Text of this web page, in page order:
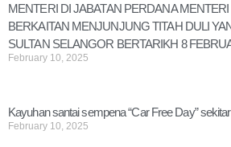
MENTERI DI JABATAN PERDANA
BERKAITAN MENJUNJUNG TITAH DULI
SULTAN SELANGOR BERTARIKH 8
February 10, 2025
Kayuhan santai sempena “Car Free Day”
February 10, 2025